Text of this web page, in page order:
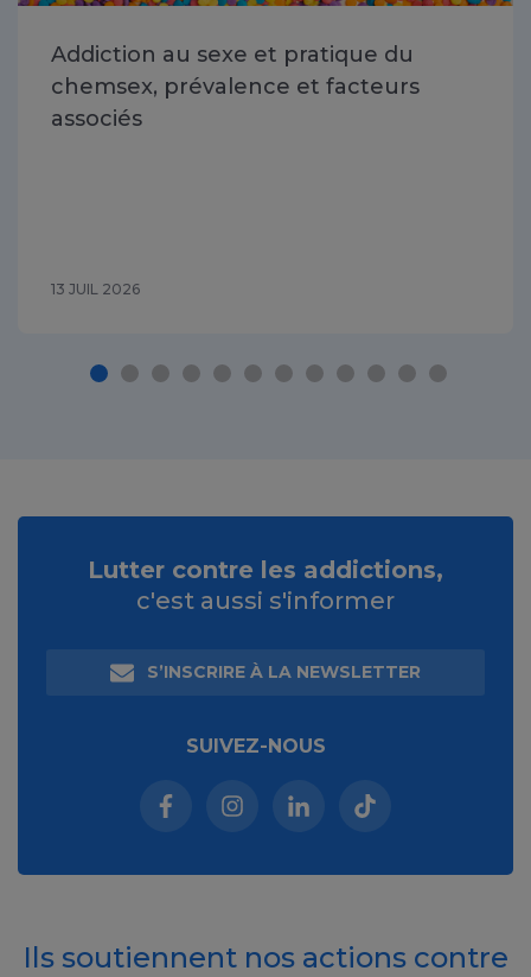
Addiction au sexe et pratique du
chemsex, prévalence et facteurs
associés
13 JUIL 2026
Lutter contre les addictions,
c'est aussi s'informer
S’INSCRIRE À LA NEWSLETTER
SUIVEZ-NOUS
Facebook (nouvelle fenêtre)
Instagram (nouvelle fenêtre)
Linkedin (nouvelle
Tiktok (nouvelle
Ils soutiennent nos actions contre